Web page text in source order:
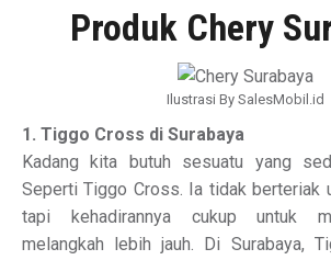
Produk Chery
Ilustrasi By SalesMobil.id
1. Tiggo Cross di Surabaya
Kadang kita butuh sesuatu yang
Seperti Tiggo Cross. Ia tidak berteriak
tapi kehadirannya cukup untuk
melangkah lebih jauh. Di Surabaya,